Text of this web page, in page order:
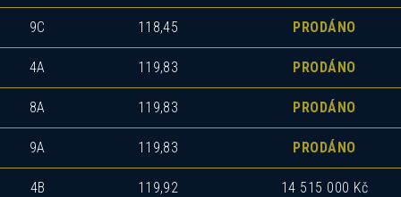
9C 118,45 PRODÁNO
4A 119,83 PRODÁNO
8A 119,83 PRODÁNO
9A 119,83 PRODÁNO
4B 119,92 14 515 000 Kč